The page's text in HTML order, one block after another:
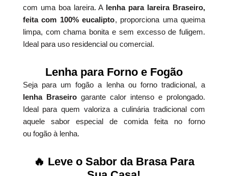
com uma boa lareira. A lenha para lareira Braseiro,
feita com 100% eucalipto, proporciona uma queima
limpa, com chama bonita e sem excesso de fuligem.
Ideal para uso residencial ou comercial.
Lenha para Forno e Fogão
Seja para um fogão a lenha ou forno tradicional, a
lenha Braseirogarante calor intenso e prolongado.
Ideal para quem valoriza a culinária tradicional com
aquele sabor especial de comida feita no forno
ou fogão à lenha.
🔥 Leve o Sabor da Brasa Para